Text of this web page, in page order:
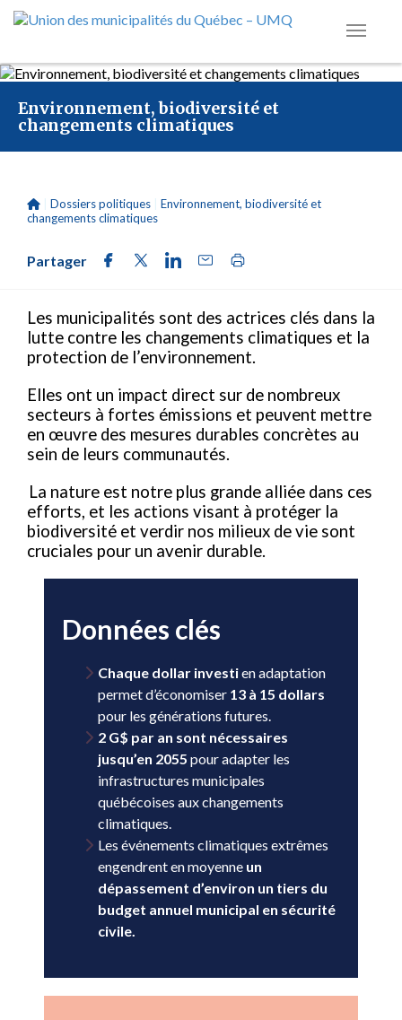
Environnement, biodiversité et
changements climatiques
Dossiers politiques
Environnement, biodiversité et
changements climatiques
Partager
Les municipalités sont des actrices clés dans la
lutte contre les changements climatiques et la
protection de l’environnement.
Elles ont un impact direct sur de nombreux
secteurs à fortes émissions et peuvent mettre
en œuvre des mesures durables concrètes au
sein de leurs communautés.
La nature est notre plus grande alliée dans ces
efforts, et les actions visant à protéger la
biodiversité et verdir nos milieux de vie sont
cruciales pour un avenir durable.
Données clés
Chaque dollar investien adaptation
permet d’économiser 13 à 15 dollars
pour les générations futures.
2 G$ par an sont nécessaires
jusqu’en 2055 pour adapter les
infrastructures municipales
québécoises aux changements
climatiques.
Les événements climatiques extrêmes
engendrent en moyenne un
dépassement d’environ un tiers du
budget annuel municipal en sécurité
civile.